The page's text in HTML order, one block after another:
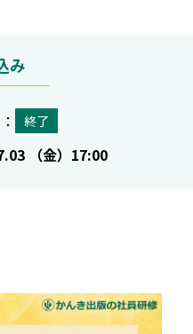
み
終了
（金）17:00